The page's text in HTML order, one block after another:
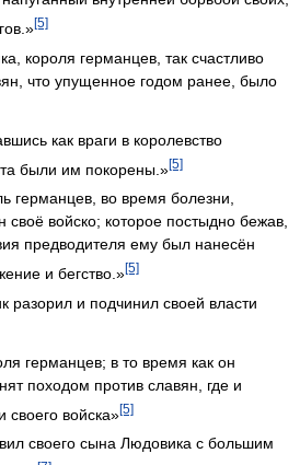
[5]
короля германцев, так счастливо
что упущенное годом ранее, было
как враги в королевство
были им покорены.»[5]
германцев, во время болезни,
своё войско; которое постыдно бежав,
предводителя ему был нанесён
и бегство.»[5]
и подчинил своей власти
германцев; в то время как он
походом против славян, где и
своего войска»[5]
своего сына Людовика с большим